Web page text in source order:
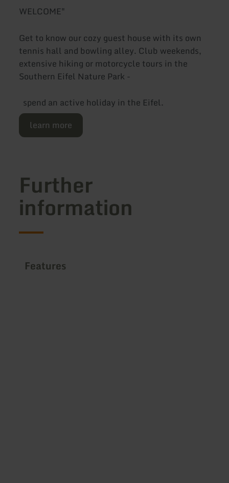
WELCOME"
Get to know our cozy guest house with its own
tennis hall and bowling alley. Club weekends,
extensive hiking or motorcycle tours in the
Southern Eifel Nature Park -
spend an active holiday in the Eifel.
learn more
Further
information
Features